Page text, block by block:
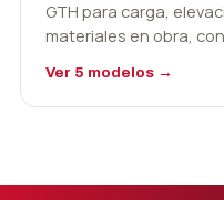
GTH para carga,
materiales en obra,
Ver 5 modelos →